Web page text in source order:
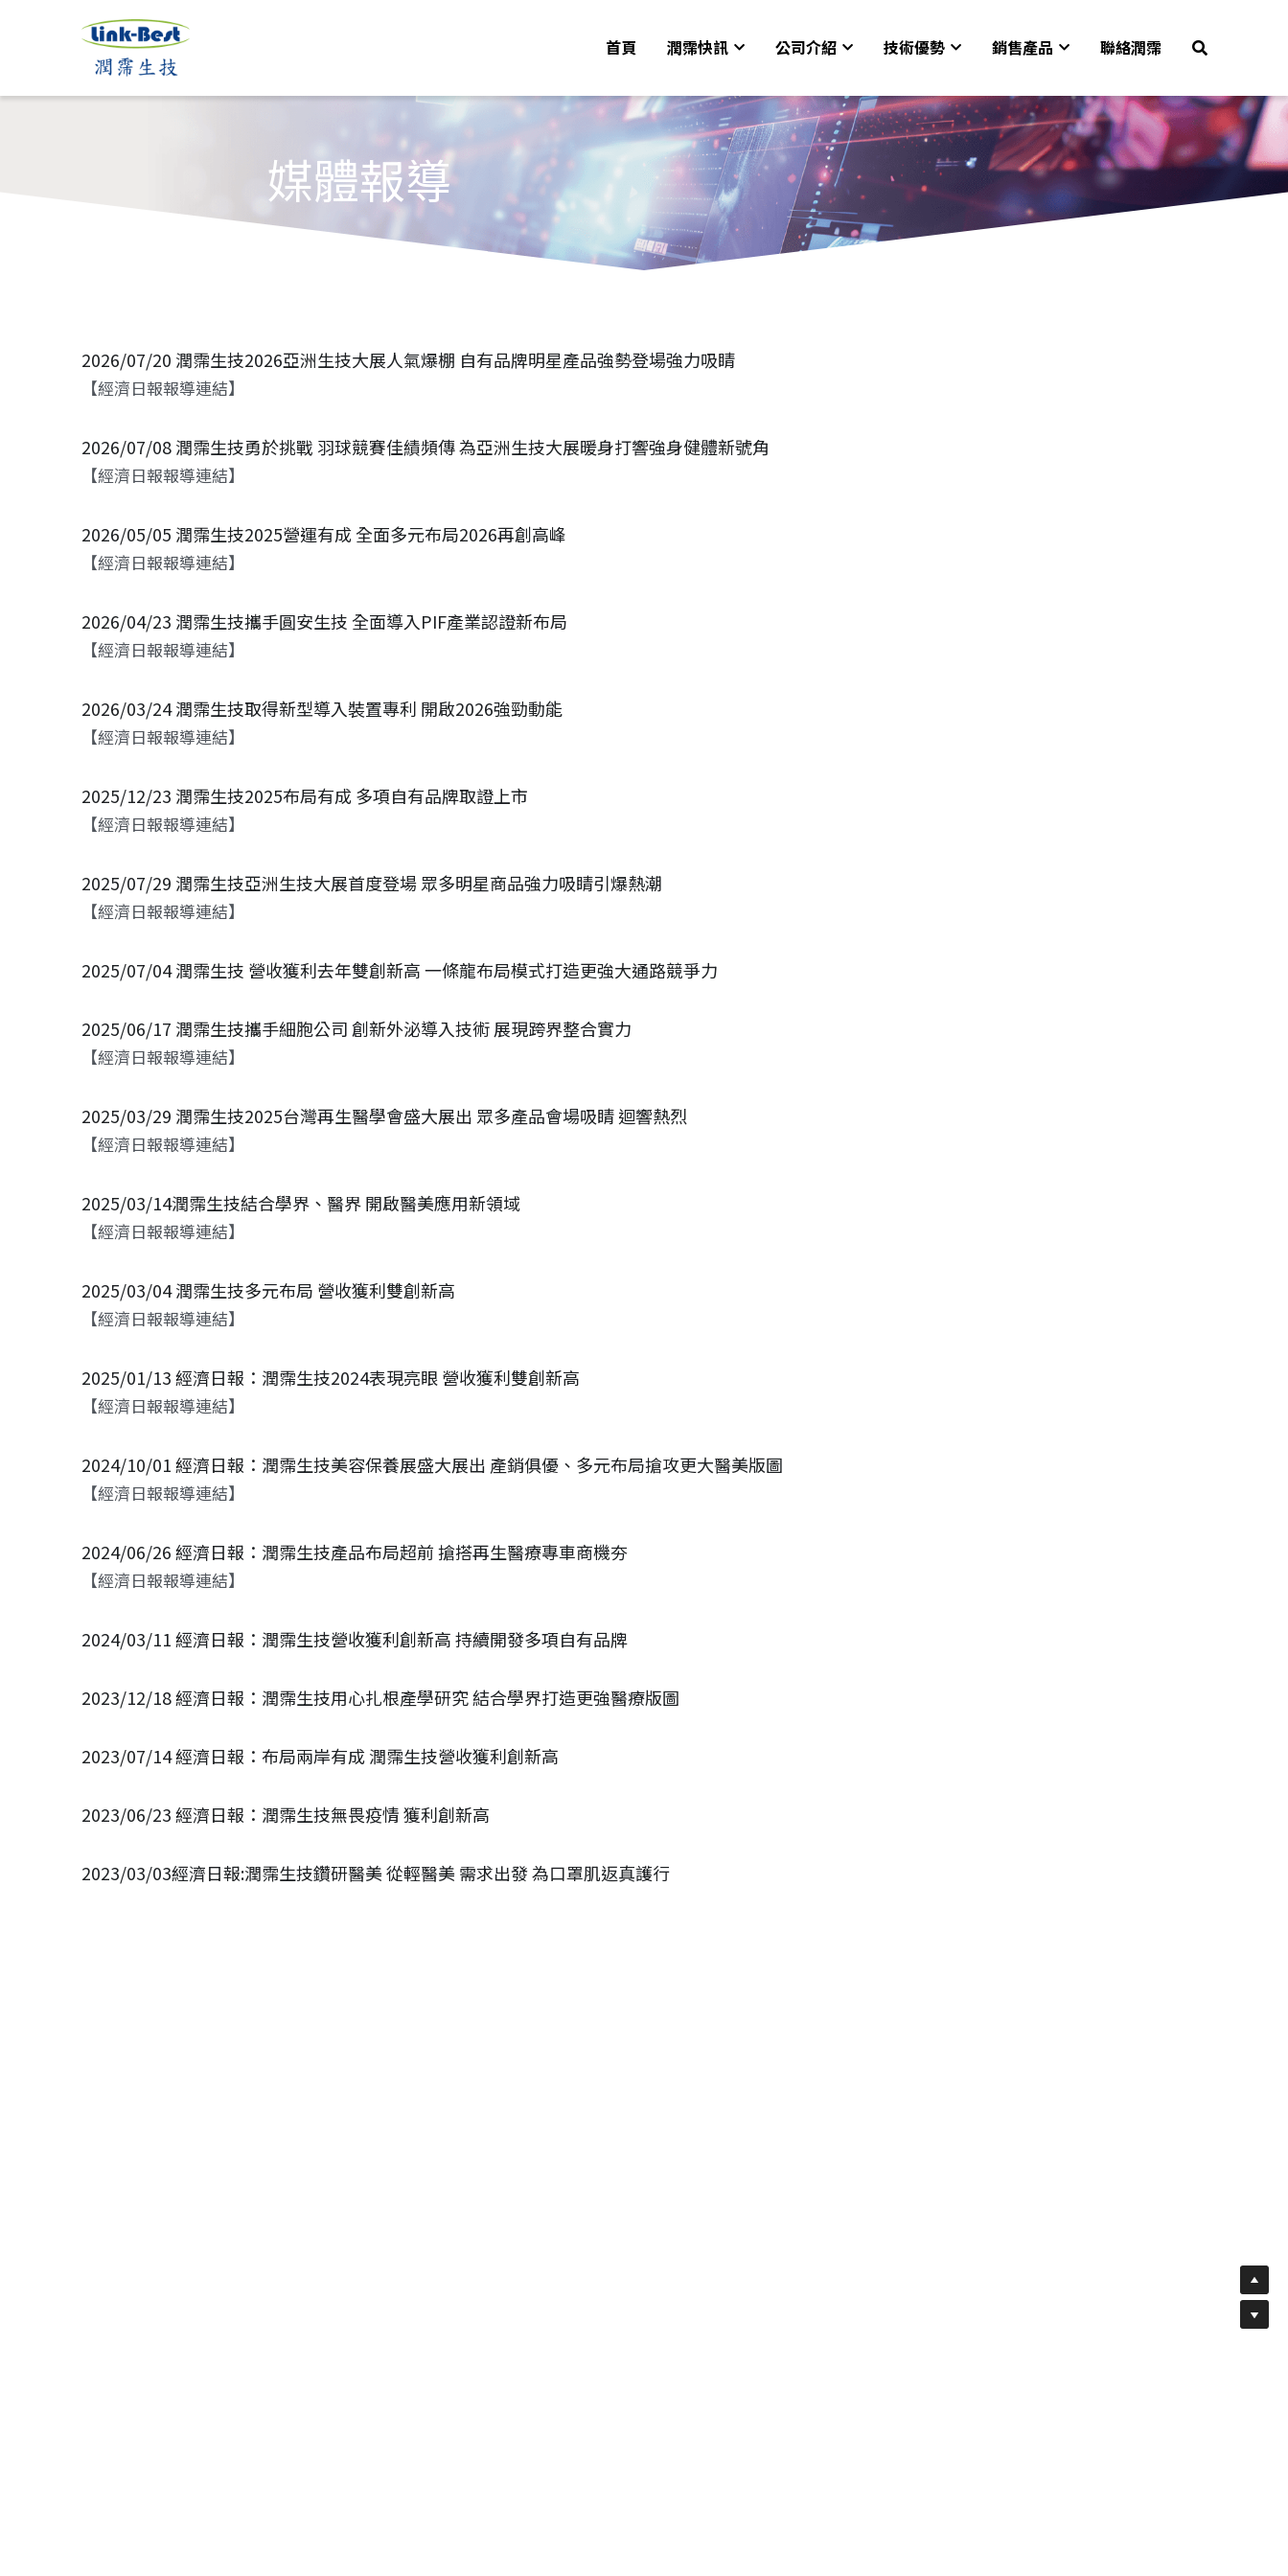
首頁 潤霈快訊 公司介紹 技術優勢 銷售產品 聯絡潤霈
媒體報導
2026/07/20 潤霈生技2026亞洲生技大展人氣爆棚 自有品牌明星產品強勢登場強力吸睛
【經濟日報報導連結】
2026/07/08 潤霈生技勇於挑戰 羽球競賽佳績頻傳 為亞洲生技大展暖身打響強身健體新號角
【經濟日報報導連結】
2026/05/05 潤霈生技2025營運有成 全面多元布局2026再創高峰
【經濟日報報導連結】
2026/04/23 潤霈生技攜手圓安生技 全面導入PIF產業認證新布局
【經濟日報報導連結】
2026/03/24 潤霈生技取得新型導入裝置專利 開啟2026強勁動能
【經濟日報報導連結】
2025/12/23 潤霈生技2025布局有成 多項自有品牌取證上市
【經濟日報報導連結】
2025/07/29 潤霈生技亞洲生技大展首度登場 眾多明星商品強力吸睛引爆熱潮
【經濟日報報導連結】
2025/07/04 潤霈生技 營收獲利去年雙創新高 一條龍布局模式打造更強大通路競爭力
2025/06/17 潤霈生技攜手細胞公司 創新外泌導入技術 展現跨界整合實力
【經濟日報報導連結】
2025/03/29 潤霈生技2025台灣再生醫學會盛大展出 眾多產品會場吸睛 迴響熱烈
【經濟日報報導連結】
2025/03/14潤霈生技結合學界、醫界 開啟醫美應用新領域
【經濟日報報導連結】
2025/03/04 潤霈生技多元布局 營收獲利雙創新高
【經濟日報報導連結】
2025/01/13 經濟日報：潤霈生技2024表現亮眼 營收獲利雙創新高
【經濟日報報導連結】
2024/10/01 經濟日報：潤霈生技美容保養展盛大展出 產銷俱優、多元布局搶攻更大醫美版圖
【經濟日報報導連結】
2024/06/26 經濟日報：潤霈生技產品布局超前 搶搭再生醫療專車商機夯
【經濟日報報導連結】
2024/03/11 經濟日報：潤霈生技營收獲利創新高 持續開發多項自有品牌
2023/12/18 經濟日報：潤霈生技用心扎根產學研究 結合學界打造更強醫療版圖
2023/07/14 經濟日報：布局兩岸有成 潤霈生技營收獲利創新高
2023/06/23 經濟日報：潤霈生技無畏疫情 獲利創新高
2023/03/03經濟日報:潤霈生技鑽研醫美 從輕醫美 需求出發 為口罩肌返真護行